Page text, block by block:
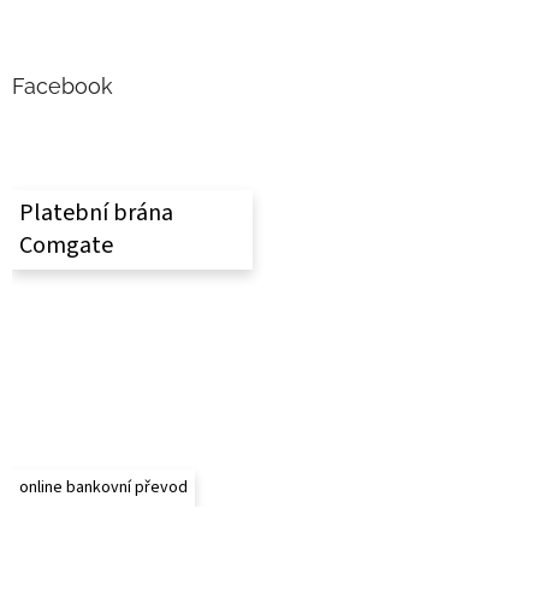
Facebook
Platební brána
Comgate
online bankovní převod